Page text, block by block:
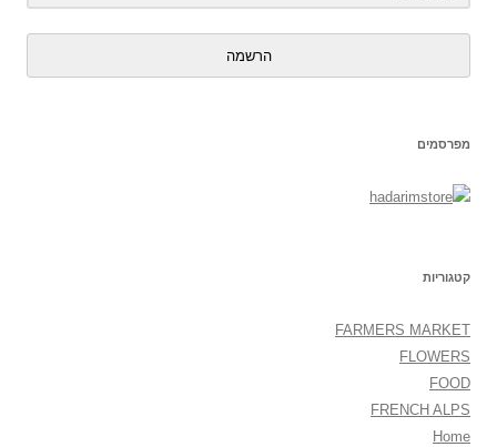
הרשמה
מפרסמים
קטגוריות
FARMERS MARKET
FLOWERS
FOOD
FRENCH ALPS
Home